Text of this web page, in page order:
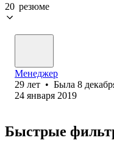
20 резюме
Менеджер
29 лет • Была 8
24 января 2019
Быстрые